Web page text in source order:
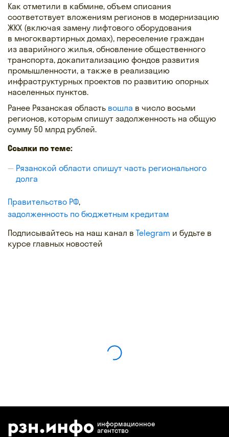
Как отметили в кабмине, объем списания
соответствует вложениям регионов в модернизацию
ЖКХ (включая замену лифтового оборудования
в многоквартирных домах), переселение граждан
из аварийного жилья, обновление общественного
транспорта, докапитализацию фондов развития
промышленности, а также в реализацию
инфраструктурных проектов по развитию опорных
населенных пунктов.
Ранее Рязанская область вошла в число восьми
регионов, которым спишут задолженность на общую
сумму 50 млрд рублей.
Ссылки по теме:
Рязанской области спишут часть регионального
долга
Правительство РФ
задолженность по бюджетным кредитам
Подписывайтесь на наш канал в Telegram и будьте в
курсе главных новостей
информационное
агентство